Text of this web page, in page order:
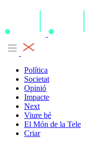
Política
Societat
Opinió
Impacte
Next
Viure bé
El Món de la Tele
Criar